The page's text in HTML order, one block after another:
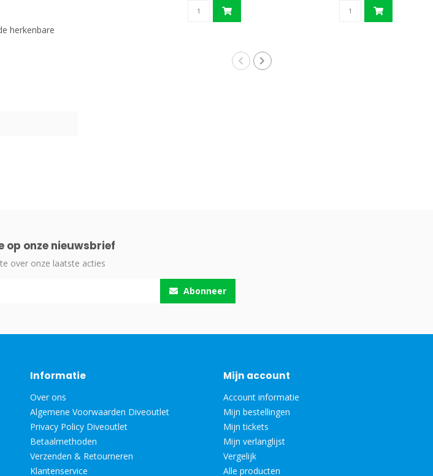
herkenbare
op onze nieuwsbrief
over onze laatste acties
Abonneer
Informatie
Over ons
Algemene Voorwaarden Diveoutlet
Privacy Policy Diveoutlet
Betaalmethoden
Verzenden & Retourneren
Klantenservice
Mijn account
Account informatie
Mijn bestellingen
Mijn tickets
Mijn verlanglijst
Vergelijk
Alle producten